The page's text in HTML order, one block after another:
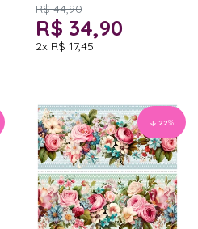
R$ 44,90
R$ 34,90
2x R$ 17,45
22%